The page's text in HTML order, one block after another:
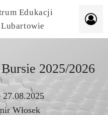
Edukacji
2025/2026
27.08.2025
Włosek